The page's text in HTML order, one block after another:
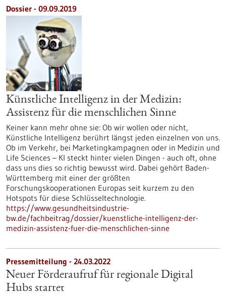
Dossier - 09.09.2019
Künstliche Intelligenz in der Medizin:
Assistenz für die menschlichen Sinne
Keiner kann mehr ohne sie: Ob wir wollen oder nicht,
Künstliche Intelligenz berührt längst jeden einzelnen von uns.
Ob im Verkehr, bei Marketingkampagnen oder in Medizin und
Life Sciences – KI steckt hinter vielen Dingen - auch oft, ohne
dass uns dies so richtig bewusst wird. Dabei gehört Baden-
Württemberg mit einer der größten
Forschungskooperationen Europas seit kurzem zu den
Hotspots für diese Schlüsseltechnologie.
https://www.gesundheitsindustrie-
bw.de/fachbeitrag/dossier/kuenstliche-intelligenz-der-
medizin-assistenz-fuer-die-menschlichen-sinne
Pressemitteilung - 24.03.2022
Neuer Förderaufruf für regionale Digital
Hubs startet